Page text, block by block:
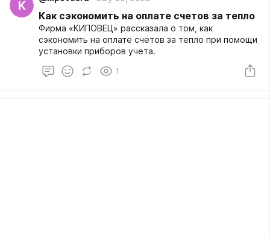
K
Как сэкономить на оплате счетов за тепло
Фирма «КИПОВЕЦ» рассказала о том, как
сэкономить на оплате счетов за тепло при помощи
установки приборов учета.
1